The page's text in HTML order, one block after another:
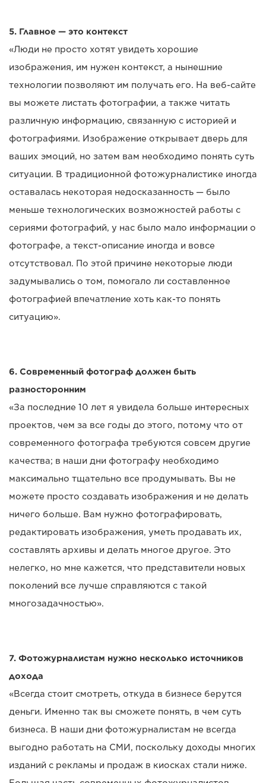
5. Главное — это контекст
«Люди не просто хотят увидеть хорошие
изображения, им нужен контекст, а нынешние
технологии позволяют им получать его. На веб-сайте
вы можете листать фотографии, а также читать
различную информацию, связанную с историей и
фотографиями. Изображение открывает дверь для
ваших эмоций, но затем вам необходимо понять суть
ситуации. В традиционной фотожурналистике иногда
оставалась некоторая недосказанность — было
меньше технологических возможностей работы с
сериями фотографий, у нас было мало информации о
фотографе, а текст-описание иногда и вовсе
отсутствовал. По этой причине некоторые люди
задумывались о том, помогало ли составленное
фотографией впечатление хоть как-то понять
ситуацию».
6. Современный фотограф должен быть
разносторонним
«За последние 10 лет я увидела больше интересных
проектов, чем за все годы до этого, потому что от
современного фотографа требуются совсем другие
качества; в наши дни фотографу необходимо
максимально тщательно все продумывать. Вы не
можете просто создавать изображения и не делать
ничего больше. Вам нужно фотографировать,
редактировать изображения, уметь продавать их,
составлять архивы и делать многое другое. Это
нелегко, но мне кажется, что представители новых
поколений все лучше справляются с такой
многозадачностью».
7. Фотожурналистам нужно несколько источников
дохода
«Всегда стоит смотреть, откуда в бизнесе берутся
деньги. Именно так вы сможете понять, в чем суть
бизнеса. В наши дни фотожурналистам не всегда
выгодно работать на СМИ, поскольку доходы многих
изданий с рекламы и продаж в киосках стали ниже.